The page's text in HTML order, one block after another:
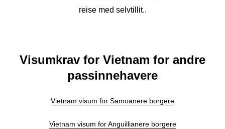
reise med selvtillit..
Visumkrav for Vietnam for andre
passinnehavere
Vietnam visum for Samoanere borgere
Vietnam visum for Anguillianere borgere